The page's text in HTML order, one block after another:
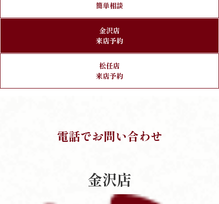
簡単相談
金沢店
来店予約
松任店
来店予約
電話でお問い合わせ
金沢店